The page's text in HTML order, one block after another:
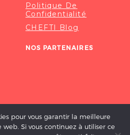
Politique De
Confidentialité
CHEFTI Blog
NOS PARTENAIRES
pour vous garantir la meilleure
Si vous continuez à utiliser ce